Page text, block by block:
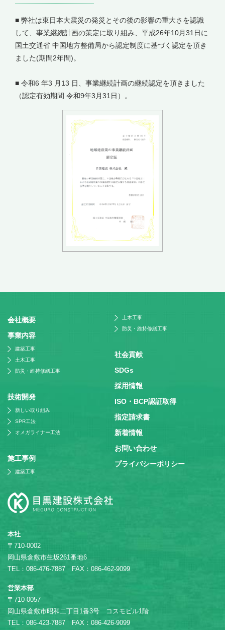
■ 弊社は東日本大震災の発災とその後の影響の重大さを認識
して、事業継続計画の策定に取り組み、平成26年10月31日に
国土交通省 中国地方整備局から認定制度に基づく認定を頂き
ました(期間2年間)。
■ 令和6 年3 月13 日、事業継続計画の継続認定を頂きました
（認定有効期間 令和9年3月31日）。
本社
〒710-0002
岡山県倉敷市生坂261番地6
TEL：086-476-7887 FAX：086-462-9099
営業本部
〒710-0057
岡山県倉敷市昭和二丁目1番3号 コスモビル1階
TEL：086-423-7887 FAX：086-426-9099
会社概要
事業内容
建築工事
土木工事
防災・維持修繕工事
技術開発
新しい取り組み
SPR工法
オメガライナー工法
施⼯事例
建築工事
土木工事
防災・維持修繕工事
社会貢献
SDGs
採⽤情報
ISO・BCP認証取得
指定請求書
新着情報
お問い合わせ
プライバシーポリシー